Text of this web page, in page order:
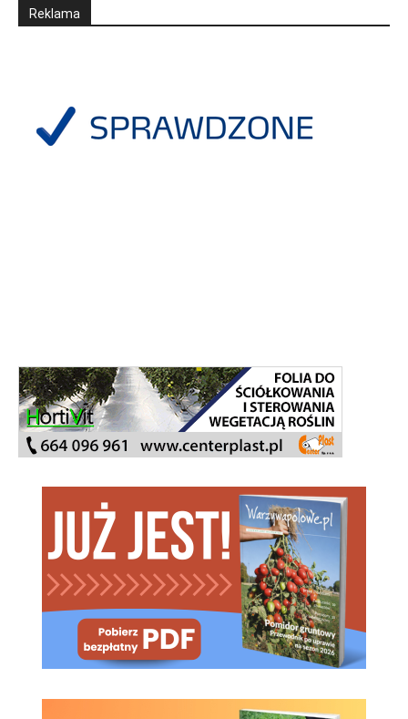
Reklama